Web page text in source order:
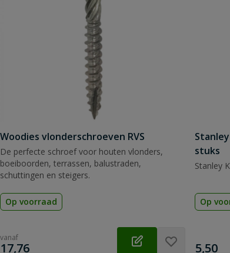
Woodies vlonderschroeven RVS
De perfecte schroef voor houten vlonders,
boeiboorden, terrassen, balustraden,
schuttingen en steigers.
Op voorraad
vanaf
€
17,76
stuks
Stanley
Op
€
5,50